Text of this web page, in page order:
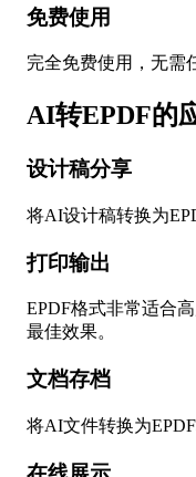
免费使用
完全免费使用，无需
AI转EPDF的
设计稿分享
将AI设计稿转换为
打印输出
EPDF格式非常适合
最佳效果。
文档存档
将AI文件转换为